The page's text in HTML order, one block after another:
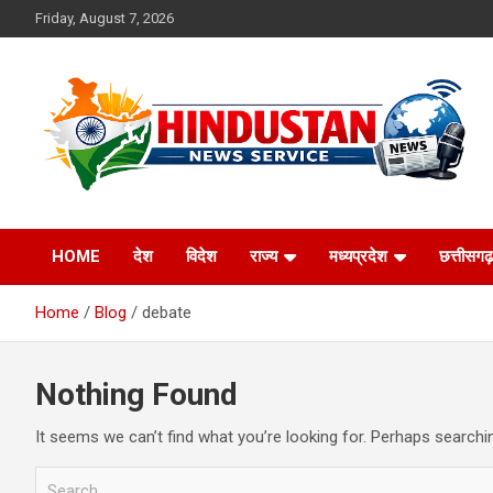
to
Friday, August 7, 2026
Hindustan News
Service
HOME देश विदेश राज्य मध्यप्रदेश छत्तीसगढ़
Home Blog debate
Nothing Found
It seems we can’t find what you’re looking for. Perhaps